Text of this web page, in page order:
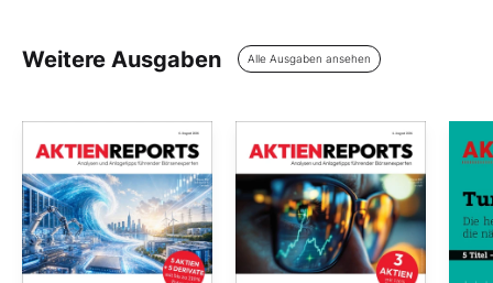
Weitere Ausgaben Alle Ausgaben ansehen